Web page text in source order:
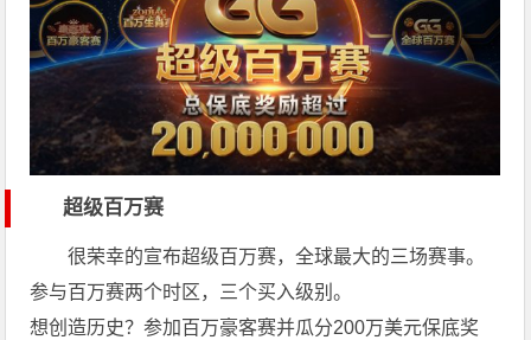
超级百万赛
很荣幸的宣布超级百万赛，全球最大的三场赛事。
参与百万赛两个时区，三个买入级别。
想创造历史？参加百万豪客赛并瓜分200万美元保底奖